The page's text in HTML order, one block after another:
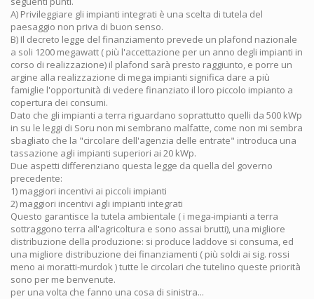
A) Privileggiare gli impianti integrati è una scelta di tutela del
paesaggio non priva di buon senso.
B) Il decreto legge del finanziamento prevede un plafond nazionale
a soli 1200 megawatt ( più l'accettazione per un anno degli impianti in
corso di realizzazione) il plafond sarà presto raggiunto, e porre un
argine alla realizzazione di mega impianti significa dare a più
famiglie l'opportunità di vedere finanziato il loro piccolo impianto a
copertura dei consumi.
Dato che gli impianti a terra riguardano soprattutto quelli da 500 kWp
in su le leggi di Soru non mi sembrano malfatte, come non mi sembra
sbagliato che la "circolare dell'agenzia delle entrate" introduca una
tassazione agli impianti superiori ai 20 kWp.
Due aspetti differenziano questa legge da quella del governo
precedente:
1) maggiori incentivi ai piccoli impianti
2) maggiori incentivi agli impianti integrati
Questo garantisce la tutela ambientale ( i mega-impianti a terra
sottraggono terra all'agricoltura e sono assai brutti), una migliore
distribuzione della produzione: si produce laddove si consuma, ed
una migliore distribuzione dei finanziamenti ( più soldi ai sig. rossi
meno ai moratti-murdok ) tutte le circolari che tutelino queste priorità
sono per me benvenute.
per una volta che fanno una cosa di sinistra...